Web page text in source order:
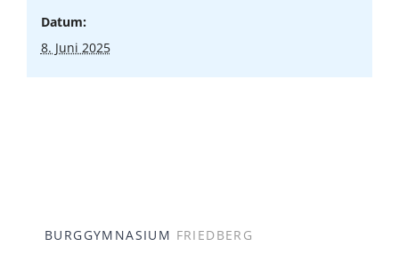
Datum:
8. Juni 2025
BURGGYMNASIUM FRIEDBERG